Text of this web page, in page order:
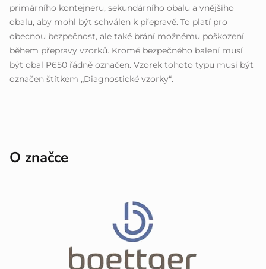
primárního kontejneru, sekundárního obalu a vnějšího
obalu, aby mohl být schválen k přepravě. To platí pro
obecnou bezpečnost, ale také brání možnému poškození
během přepravy vzorků. Kromě bezpečného balení musí
být obal P650 řádně označen. Vzorek tohoto typu musí být
označen štítkem „Diagnostické vzorky“.
O značce